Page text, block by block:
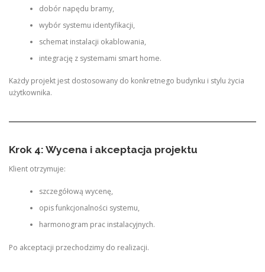
dobór napędu bramy,
wybór systemu identyfikacji,
schemat instalacji okablowania,
integrację z systemami smart home.
Każdy projekt jest dostosowany do konkretnego budynku i stylu życia
użytkownika.
Krok 4: Wycena i akceptacja projektu
Klient otrzymuje:
szczegółową wycenę,
opis funkcjonalności systemu,
harmonogram prac instalacyjnych.
Po akceptacji przechodzimy do realizacji.